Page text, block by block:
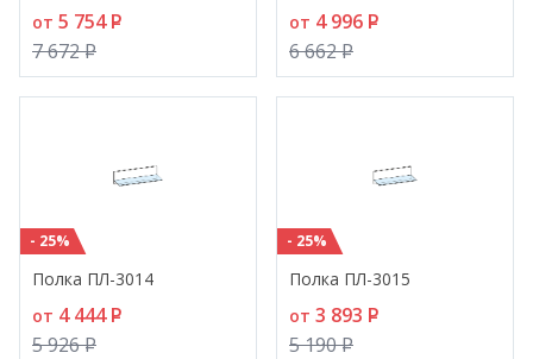
от 5 754P
7 672P
от 4 996 P
6 662P
- 25%
Полка ПЛ-3014
от 4 444P
5 926P
- 25%
Полка ПЛ-3015
от 3 893 P
5 190P